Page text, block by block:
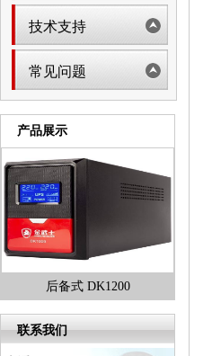
技术支持
常见问题
产品展示
后备式 DK2000
3
4
联系我们